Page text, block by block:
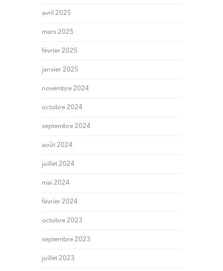
avril 2025
mars 2025
février 2025
janvier 2025
novembre 2024
octobre 2024
septembre 2024
août 2024
juillet 2024
mai 2024
février 2024
octobre 2023
septembre 2023
juillet 2023